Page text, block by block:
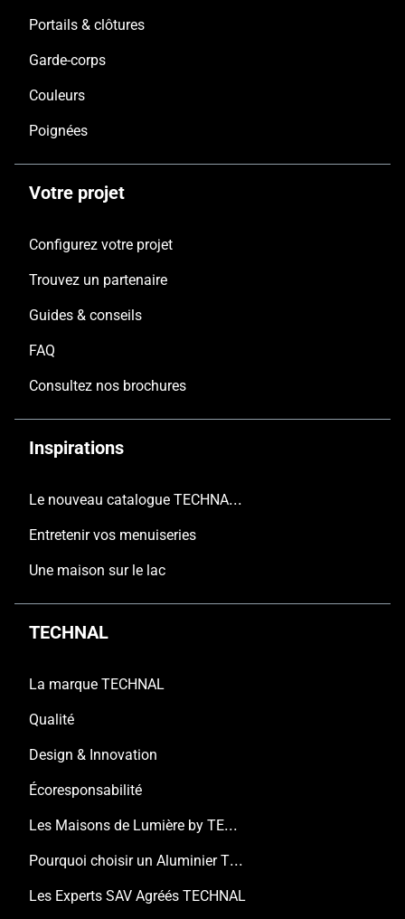
Portails & clôtures
Garde-corps
Couleurs
Poignées
Votre projet
Configurez votre projet
Trouvez un partenaire
Guides & conseils
FAQ
Consultez nos brochures
Inspirations
Le nouveau catalogue TECHNAL est arrivé
Entretenir vos menuiseries
Une maison sur le lac
TECHNAL
La marque TECHNAL
Qualité
Design & Innovation
Écoresponsabilité
Les Maisons de Lumière by TECHNAL
Pourquoi choisir un Aluminier TECHNAL ?
Les Experts SAV Agréés TECHNAL